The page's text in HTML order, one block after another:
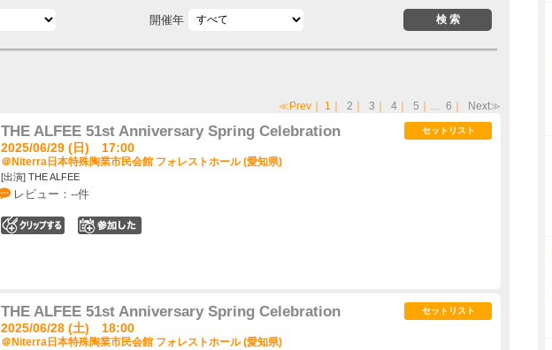
開催年
≪Prev ｜ 1 ｜ 2 ｜ 3 ｜ 4 ｜ 5 ｜… 6 ｜ Next≫
THE ALFEE 51st Anniversary Spring Celebration
2025/06/29 (日) 17:00
＠Niterra日本特殊陶業市民会館 フォレストホール (愛知県)
[出演] THE ALFEE
レビュー：--件
セットリスト
THE ALFEE 51st Anniversary Spring Celebration
2025/06/28 (土) 18:00
＠Niterra日本特殊陶業市民会館 フォレストホール (愛知県)
セットリスト